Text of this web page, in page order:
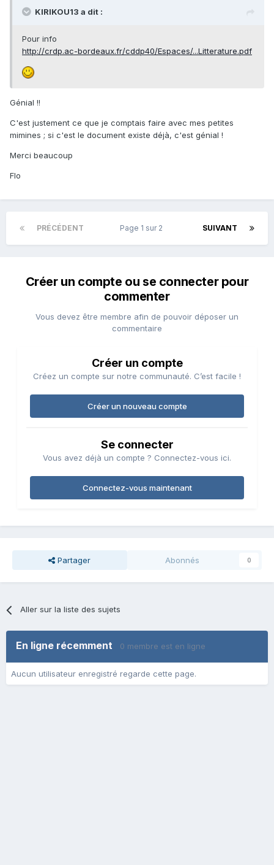
KIRIKOU13 a dit :
Pour info
http://crdp.ac-bordeaux.fr/cddp40/Espaces/...Litterature.pdf
Génial !!
C'est justement ce que je comptais faire avec mes petites
mimines ; si c'est le document existe déjà, c'est génial !
Merci beaucoup
Flo
PRÉCÉDENT SUIVANT
Page 1 sur 2
Créer un compte ou se connecter pour
commenter
Vous devez être membre afin de pouvoir déposer un
commentaire
Créer un compte
Créez un compte sur notre communauté. C’est facile !
Créer un nouveau compte
Se connecter
Vous avez déjà un compte ? Connectez-vous ici.
Connectez-vous maintenant
Partager Abonnés 0
Aller sur la liste des sujets
En ligne récemment 0 membre est en ligne
Aucun utilisateur enregistré regarde cette page.